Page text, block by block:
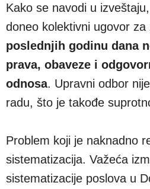
Kako se navodi u
doneo kolektivni ugovor za
poslednjih godinu dana
prava, obaveze i
odnosa. Upravni odbor
radu, što je takođe
Problem koji je naknadno
sistematizacija. Važeća
sistematizacije poslova u